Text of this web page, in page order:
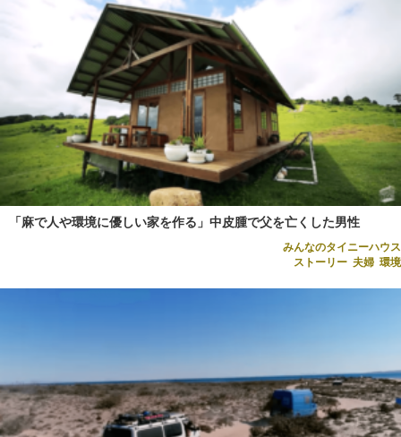
「麻で人や環境に優しい家を作る」中皮腫で父を亡くした男性
みんなのタイニーハウス
ストーリー 夫婦 環境